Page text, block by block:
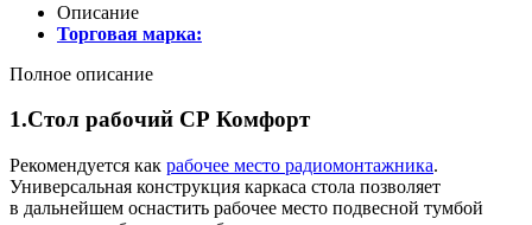
Описание
Торговая марка:
Полное описание
1.Стол рабочий СР Комфорт
Рекомендуется как рабочее место радиомонтажника.
Универсальная конструкция каркаса стола позволяет
в дальнейшем оснастить рабочее место подвесной тумбой